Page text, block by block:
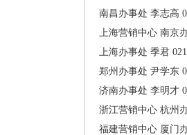
南昌办事处 李志高
上海营销中心 南京
上海办事处 季君
郑州办事处 尹学东
济南办事处 李明才
浙江营销中心 杭州
福建营销中心 厦门